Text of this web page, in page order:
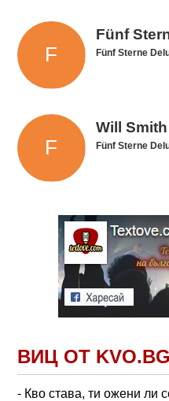
Fünf
Fünf Sterne
Will
Fünf Sterne
ВИЦ ОТ KVO.BG
- Кво става, ти ожени ли